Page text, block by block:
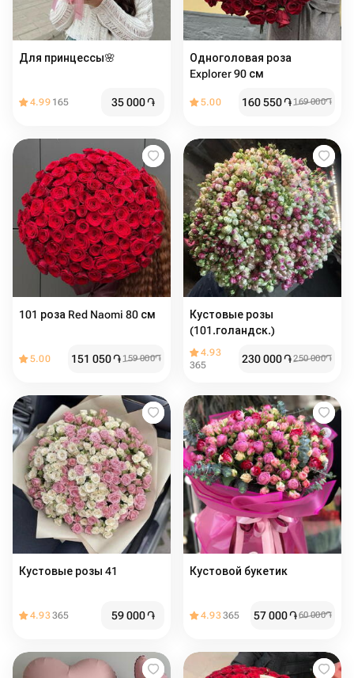
Для принцессы🌸
4.99 165 35 000֏
Одноголовая роза
Explorer 90 см
5.00 160 550֏ 169 000֏
101 роза Red Naomi 80 см
5.00 151 050֏ 159 000֏
Кустовые розы
(101.голандск.)
4.93
365
230 000֏250 000֏
Кустовые розы 41
4.93365 59 000֏
Кустовой букетик
4.93365 57 000֏60 000֏